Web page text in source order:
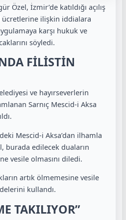
Özel, İzmir’de katıldığı açılış
ilişkin iddialara
karşı hukuk ve
söyledi.
FİLİSTİN
ve hayırseverlerin
Sarnıç Mescid-i Aksa
Mescid-i Aksa’dan ilhamla
burada edilecek duaların
vesile olmasını diledi.
artık ölmemesine vesile
kullandı.
TAKILIYOR”